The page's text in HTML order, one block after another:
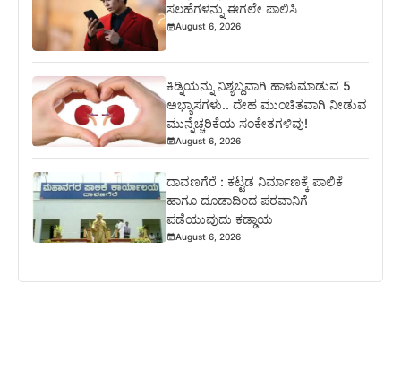
ಸಲಹೆಗಳನ್ನು ಈಗಲೇ ಪಾಲಿಸಿ
August 6, 2026
ಕಿಡ್ನಿಯನ್ನು ನಿಶ್ಯಬ್ದವಾಗಿ ಹಾಳುಮಾಡುವ 5
ಅಭ್ಯಾಸಗಳು.. ದೇಹ ಮುಂಚಿತವಾಗಿ ನೀಡುವ
ಮುನ್ನೆಚ್ಚರಿಕೆಯ ಸಂಕೇತಗಳಿವು!
August 6, 2026
ದಾವಣಗೆರೆ : ಕಟ್ಟಡ ನಿರ್ಮಾಣಕ್ಕೆ ಪಾಲಿಕೆ
ಹಾಗೂ ದೂಡಾದಿಂದ ಪರವಾನಿಗೆ
ಪಡೆಯುವುದು ಕಡ್ಡಾಯ
August 6, 2026